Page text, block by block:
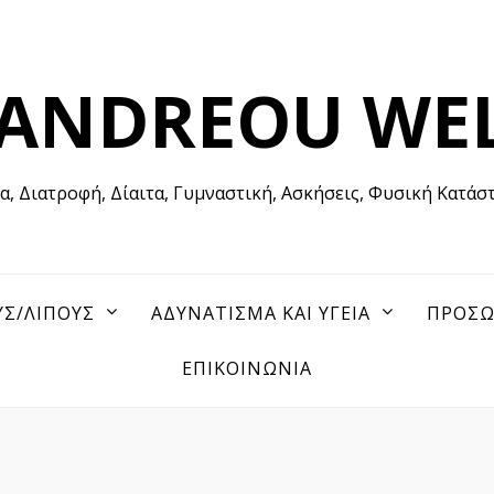
Υγεία, Διατροφή, Δίαιτα, Γυμναστική, Ασκήσεις, Φυσική Κατάσταση
ΛΙΠΟΥΣ ΑΔΥΝΑΤΙΣΜΑ ΚΑΙ ΥΓΕΙΑ
ΕΠΙΚΟΙΝΩΝΙΑ